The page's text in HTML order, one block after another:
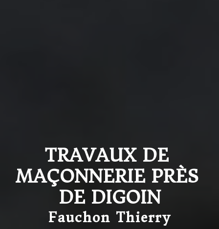
TRAVAUX DE
MAÇONNERIE PRÈS
DE DIGOIN
Fauchon Thierry